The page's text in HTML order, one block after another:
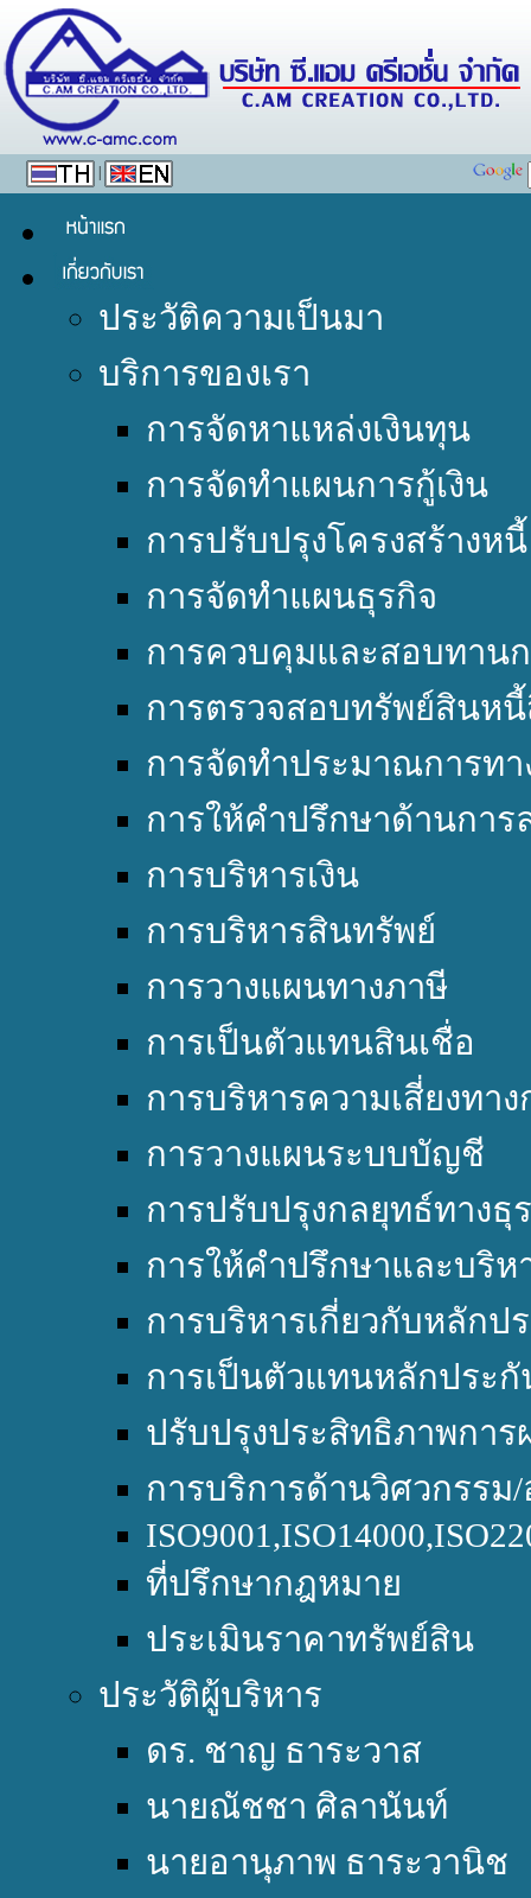
ประวัติความเป็นมา
บริการของเรา
การจัดหาแหล่งเงินทุน
การจัดทำแผนการกู้เงิน
การปรับปรุงโครงสร้างหนี้
การจัดทำแผนธุรกิจ
การควบคุมและสอบทาน
การตรวจสอบทรัพย์สินห
การจัดทำประมาณการทา
การให้คำปรึกษาด้านการ
การบริหารเงิน
การบริหารสินทรัพย์
การวางแผนทางภาษี
การเป็นตัวแทนสินเชื่อ
การบริหารความเสี่ยงทาง
การวางแผนระบบบัญชี
การปรับปรุงกลยุทธ์ทางธุ
การให้คำปรึกษาและบริ
การบริหารเกี่ยวกับหลักป
การเป็นตัวแทนหลักประกั
ปรับปรุงประสิทธิภาพการ
การบริการด้านวิศวกรร
ที่ปรึกษากฎหมาย
ประเมินราคาทรัพย์สิน
ประวัติผู้บริหาร
ดร. ชาญ ธาระวาส
นายณัชชา ศิลานันท์
นายอานุภาพ ธาระวานิช